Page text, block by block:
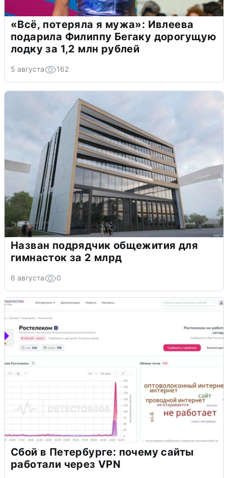
«Всё, потеряла я мужа»: Ивлеева
подарила Филиппу Бегаку дорогущую
лодку за 1,2 млн рублей
5 августа 162
Назван подрядчик общежития для
гимнасток за 2 млрд
6 августа 0
Сбой в Петербурге: почему сайты
работали через VPN